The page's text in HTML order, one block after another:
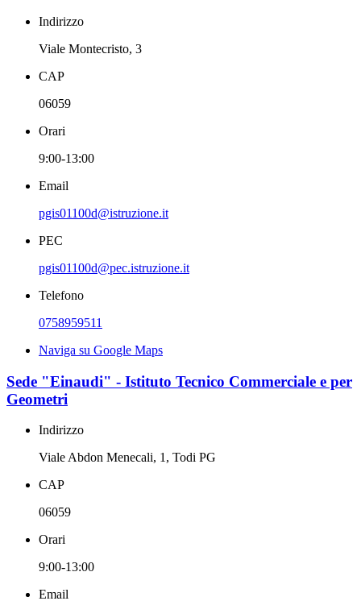
Indirizzo
Viale Montecristo, 3
CAP
06059
Orari
9:00-13:00
Email
pgis01100d@istruzione.it
PEC
pgis01100d@pec.istruzione.it
Telefono
0758959511
Naviga su Google Maps
Sede "Einaudi" - Istituto Tecnico Commerciale e per
Geometri
Indirizzo
Viale Abdon Menecali, 1, Todi PG
CAP
06059
Orari
9:00-13:00
Email